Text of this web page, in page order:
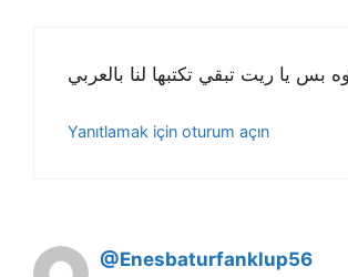
بس يا ريت تبقي تكتبها لنا بالعربي
Yanıtlamak için oturum açın
@Enesbaturfanklup56